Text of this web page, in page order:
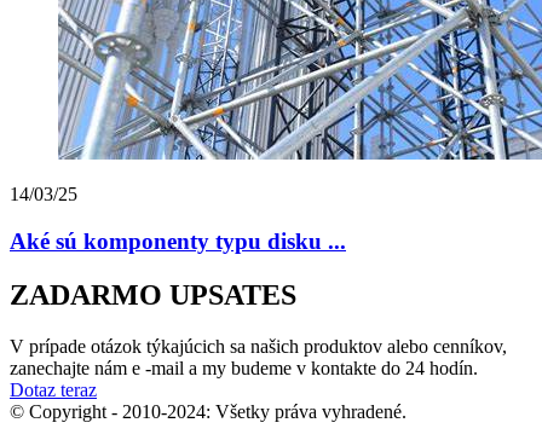
14/03/25
Aké sú komponenty typu disku ...
ZADARMO UPSATES
V prípade otázok týkajúcich sa našich produktov alebo cenníkov,
zanechajte nám e -mail a my budeme v kontakte do 24 hodín.
Dotaz teraz
© Copyright - 2010-2024: Všetky práva vyhradené.